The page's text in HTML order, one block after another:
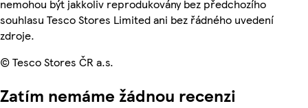
nemohou být jakkoliv reprodukovány bez předchozího
souhlasu Tesco Stores Limited ani bez řádného uvedení
zdroje.
© Tesco Stores ČR a.s.
Zatím nemáme žádnou recenzi